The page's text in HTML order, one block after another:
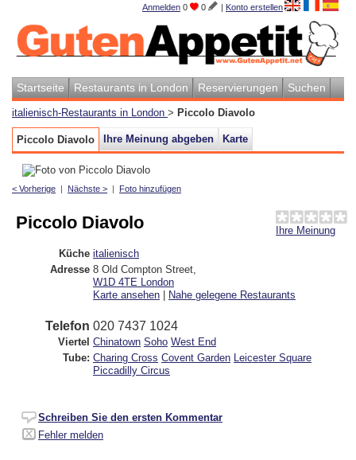
Anmelden 0 0 | Konto erstellen
Startseite Restaurants in London Reservierungen Suchen
italienisch-Restaurants in London > Piccolo Diavolo
Piccolo Diavolo Ihre Meinung abgeben Karte
< Vorherige | Nächste > | Foto hinzufügen
Ihre Meinung
Piccolo Diavolo
Küche italienisch
Adresse 8 Old Compton Street
W1D 4TE London
Karte ansehen | Nahe gelegene Restaurants
Telefon 020 7437 1024
Viertel Chinatown Soho West End
Tube: Charing Cross Covent Garden Leicester Square
Piccadilly Circus
Schreiben Sie den ersten Kommentar
Fehler melden